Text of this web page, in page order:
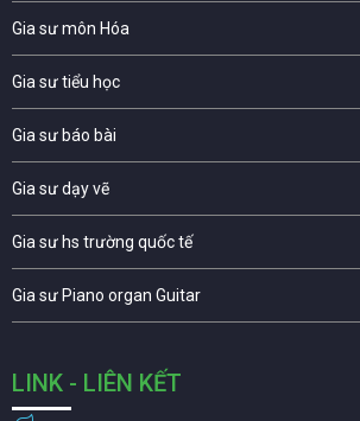
Gia sư môn Hóa
Gia sư tiểu học
Gia sư báo bài
Gia sư dạy vẽ
Gia sư hs trường quốc tế
Gia sư Piano organ Guitar
LINK - LIÊN KẾT